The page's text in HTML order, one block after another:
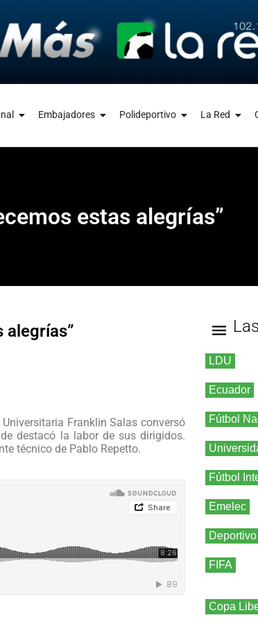
Embajadores Polideportivo La Red
estas alegrías”
alegrías”
Franklin Salas conversó
destacó la labor de sus dirigidos.
técnico de Pablo Repetto.
LDU
Ecuador
Fútbol
Fútbol
Emelec
FIFA
Copa